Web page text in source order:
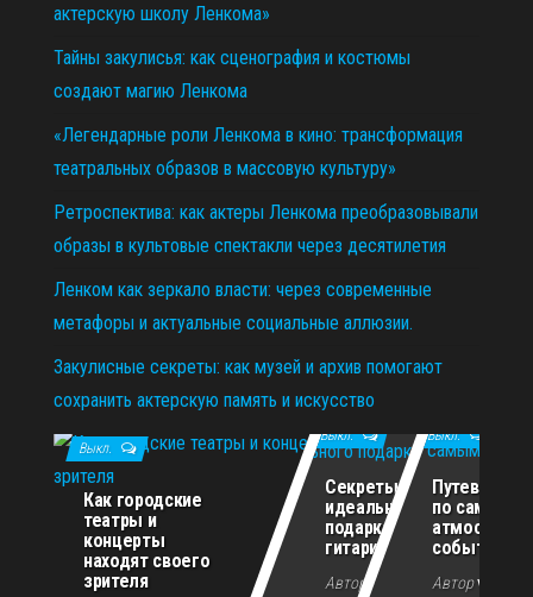
актерскую школу Ленкома»
Тайны закулисья: как сценография и костюмы
создают магию Ленкома
«Легендарные роли Ленкома в кино: трансформация
театральных образов в массовую культуру»
Ретроспектива: как актеры Ленкома преобразовывали
образы в культовые спектакли через десятилетия
Ленком как зеркало власти: через современные
метафоры и актуальные социальные аллюзии.
Закулисные секреты: как музей и архив помогают
сохранить актерскую память и искусство
02.07.2026
Выкл.
Как городские
театры и
концерты
находят своего
зрителя
11.12.2025
Выкл.
Секреты
идеального
подарка для
гитариста
Автор VIP-
Выкл.
по самым
событиям
АвторVIP-